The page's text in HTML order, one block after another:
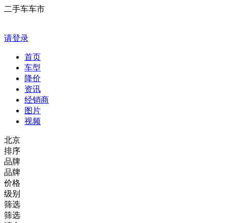
二手车车市
请登录
首页
车型
降价
资讯
经销商
图片
视频
北京
排序
品牌
品牌
价格
级别
筛选
筛选